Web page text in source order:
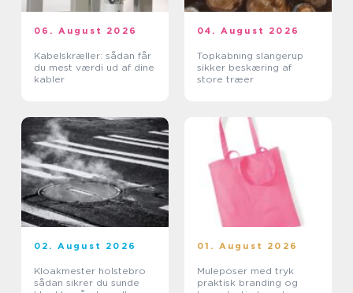
06. August 2026
Kabelskræller: sådan får
du mest værdi ud af dine
kabler
04. August 2026
Topkabning slangerup
sikker beskæring af
store træer
02. August 2026
Kloakmester holstebro
sådan sikrer du sunde
01. August 2026
Muleposer med tryk
praktisk branding og